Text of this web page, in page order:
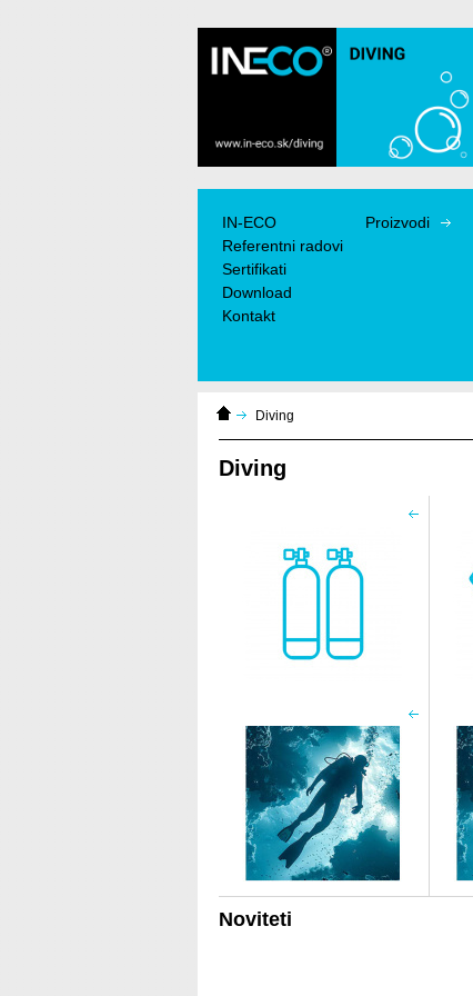
ECO duvalice, vakuum pumpe, merači
protoka
Domáca
stránka
Diving
Diving
Noviteti
IN-ECO
Referentni radovi
Sertifikati
Download
Kontakt
Proizvodi